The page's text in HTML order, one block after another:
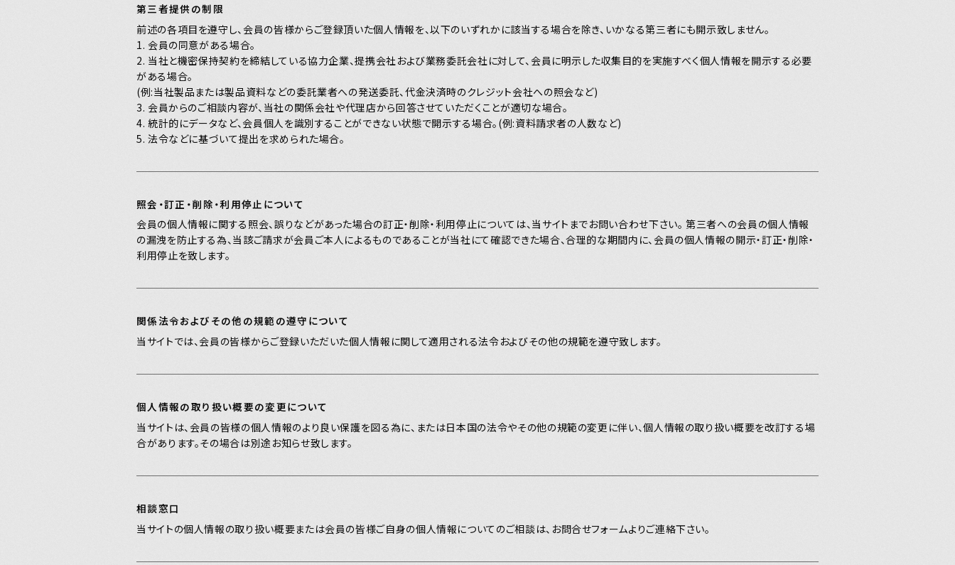
第三者提供の制限
前述の各項目を遵守し、会員の皆様からご登録頂いた個人情報を、以下のいずれかに該当する場合を除き、いかなる第三者にも開示致しません。
1. 会員の同意がある場合。
2. 当社と機密保持契約を締結している協力企業、提携会社および業務委託会社に対して、会員に明示した収集目的を実施すべく個人情報を開示する必要
がある場合。
(例:当社製品または製品資料などの委託業者への発送委託、代金決済時のクレジット会社への照会など)
3. 会員からのご相談内容が、当社の関係会社や代理店から回答させていただくことが適切な場合。
4. 統計的にデータなど、会員個人を識別することができない状態で開示する場合。(例:資料請求者の人数など)
5. 法令などに基づいて提出を求められた場合。
照会・訂正・削除・利用停止について
会員の個人情報に関する照会、誤りなどがあった場合の訂正・削除・利用停止については、当サイトまでお問い合わせ下さい。 第三者への会員の個人情報
の漏洩を防止する為、当該ご請求が会員ご本人によるものであることが当社にて確認できた場合、合理的な期間内に、会員の個人情報の開示・訂正・削除・
利用停止を致します。
関係法令およびその他の規範の遵守について
当サイトでは、会員の皆様からご登録いただいた個人情報に関して適用される法令およびその他の規範を遵守致します。
個人情報の取り扱い概要の変更について
当サイトは、会員の皆様の個人情報のより良い保護を図る為に、または日本国の法令やその他の規範の変更に伴い、個人情報の取り扱い概要を改訂する場
合があります。その場合は別途お知らせ致します。
相談窓口
当サイトの個人情報の取り扱い概要または会員の皆様ご自身の個人情報についてのご相談は、お問合せフォームよりご連絡下さい。